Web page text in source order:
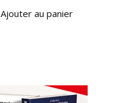
Ajouter au panier